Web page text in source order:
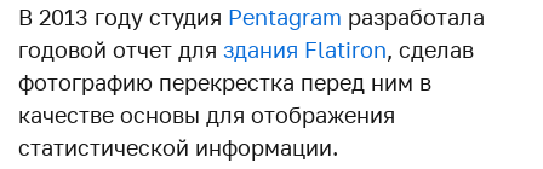
В 2013 году студия Pentagram разработала
годовой отчет для здания Flatiron, сделав
фотографию перекрестка перед ним в
качестве основы для отображения
статистической информации.